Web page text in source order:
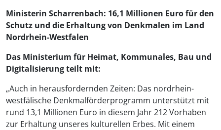
Ministerin Scharrenbach: 16,1 Millionen Euro für den
Schutz und die Erhaltung von Denkmalen im Land
Nordrhein-Westfalen
Das Ministerium für Heimat, Kommunales, Bau und
Digitalisierung teilt mit:
„Auch in herausfordernden Zeiten: Das nordrhein-
westfälische Denkmalförderprogramm unterstützt mit
rund 13,1 Millionen Euro in diesem Jahr 212 Vorhaben
zur Erhaltung unseres kulturellen Erbes. Mit einem